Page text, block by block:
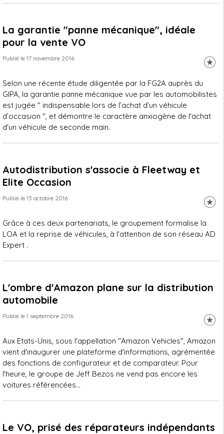
La garantie "panne mécanique", idéale
pour la vente VO
Publié le 17 novembre 2016
Selon une récente étude diligentée par la FG2A auprès du
GIPA, la garantie panne mécanique vue par les automobilistes
est jugée " indispensable lors de l’achat d’un véhicule
d’occasion ", et démontre le caractère anxiogène de l'achat
d'un véhicule de seconde main.
Autodistribution s'associe à Fleetway et
Elite Occasion
Publié le 13 octobre 2016
Grâce à ces deux partenariats, le groupement formalise la
LOA et la reprise de véhicules, à l'attention de son réseau AD
Expert .
L'ombre d'Amazon plane sur la distribution
automobile
Publié le 1 septembre 2016
Aux Etats-Unis, sous l'appellation "Amazon Vehicles", Amazon
vient d'inaugurer une plateforme d'informations, agrémentée
des fonctions de configurateur et de comparateur. Pour
l'heure, le groupe de Jeff Bezos ne vend pas encore les
voitures référencées...
Le VO, prisé des réparateurs indépendants